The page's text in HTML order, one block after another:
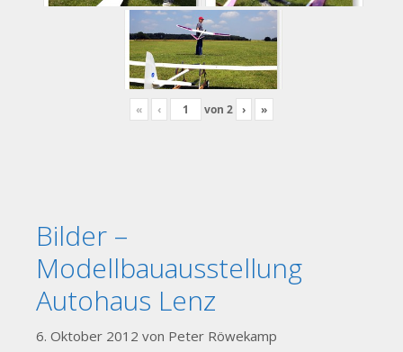
« ‹ von 2 › »
Bilder –
Modellbauausstellung
Autohaus Lenz
6. Oktober 2012 von Peter Röwekamp